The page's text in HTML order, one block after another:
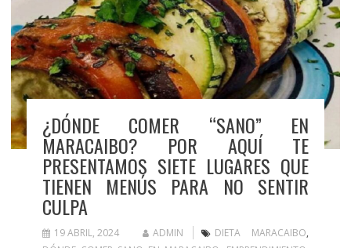
¿DÓNDE COMER “SANO” EN
MARACAIBO? POR AQUÍ TE
PRESENTAMOS SIETE LUGARES QUE
TIENEN MENÚS PARA NO SENTIR
CULPA
19 ABRIL, 2024 ADMIN DIETA MARACAIBO,